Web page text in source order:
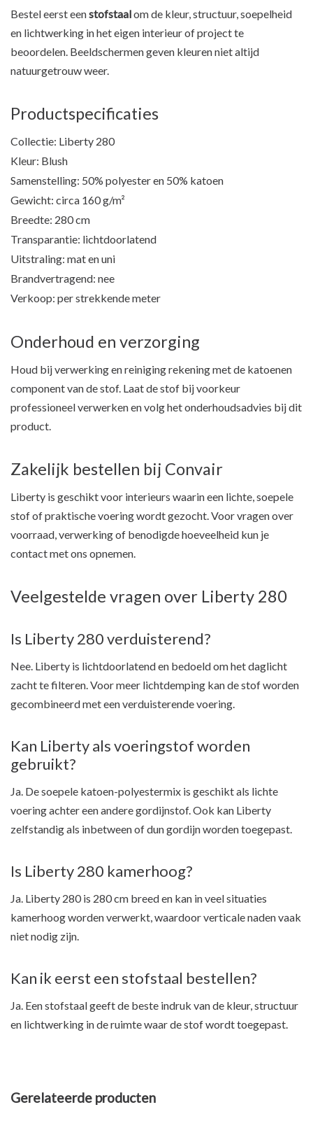
Bestel eerst eenstofstaalom de kleur, structuur, soepelheid
en lichtwerking in het eigen interieur of project te
beoordelen. Beeldschermen geven kleuren niet altijd
natuurgetrouw weer.
Productspecificaties
Collectie: Liberty 280
Kleur: Blush
Samenstelling: 50% polyester en 50% katoen
Gewicht: circa 160 g/m²
Breedte: 280 cm
Transparantie: lichtdoorlatend
Uitstraling: mat en uni
Brandvertragend: nee
Verkoop: per strekkende meter
Onderhoud en verzorging
Houd bij verwerking en reiniging rekening met de katoenen
component van de stof. Laat de stof bij voorkeur
professioneel verwerken en volg het onderhoudsadvies bij dit
product.
Zakelijk bestellen bij Convair
Liberty is geschikt voor interieurs waarin een lichte, soepele
stof of praktische voering wordt gezocht. Voor vragen over
voorraad, verwerking of benodigde hoeveelheid kun je
contact met ons opnemen.
Veelgestelde vragen over Liberty 280
Is Liberty 280 verduisterend?
Nee. Liberty is lichtdoorlatend en bedoeld om het daglicht
zacht te filteren. Voor meer lichtdemping kan de stof worden
gecombineerd met een verduisterende voering.
Kan Liberty als voeringstof worden
gebruikt?
Ja. De soepele katoen-polyestermix is geschikt als lichte
voering achter een andere gordijnstof. Ook kan Liberty
zelfstandig als inbetween of dun gordijn worden toegepast.
Is Liberty 280 kamerhoog?
Ja. Liberty 280 is 280 cm breed en kan in veel situaties
kamerhoog worden verwerkt, waardoor verticale naden vaak
niet nodig zijn.
Kan ik eerst een stofstaal bestellen?
Ja. Een stofstaal geeft de beste indruk van de kleur, structuur
en lichtwerking in de ruimte waar de stof wordt toegepast.
Gerelateerde producten